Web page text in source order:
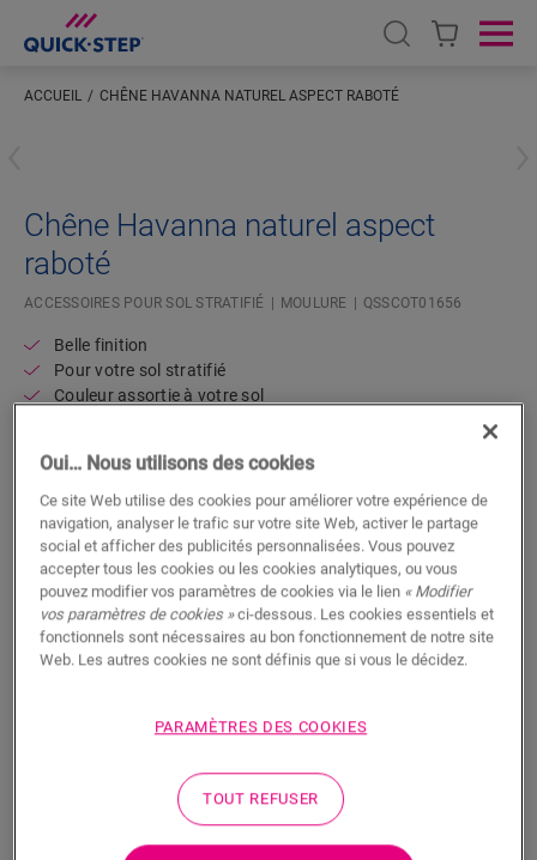
Open search
ACCUEIL CHÊNE HAVANNA NATUREL ASPECT RABOTÉ
Chêne Havanna naturel aspect
raboté
ACCESSOIRES POUR SOL STRATIFIÉ MOULURE QSSCOT01656
Belle finition
Pour votre sol stratifié
Couleur assortie à votre sol
RECHERCHER
Fonctionnalités du produit
comme finition avec les plinthes existantes.
Oui… Nous utilisons des cookies
Ce site Web utilise des cookies pour améliorer votre expérience de
navigation, analyser le trafic sur votre site Web, activer le partage
social et afficher des publicités personnalisées. Vous pouvez
accepter tous les cookies ou les cookies analytiques, ou vous
pouvez modifier vos paramètres de cookies via le lien « Modifier
vos paramètres de cookies »ci-dessous. Les cookies essentiels et
fonctionnels sont nécessaires au bon fonctionnement de notre site
Web. Les autres cookies ne sont définis que si vous le décidez.
PARAMÈTRES DES COOKIES
TOUT REFUSER